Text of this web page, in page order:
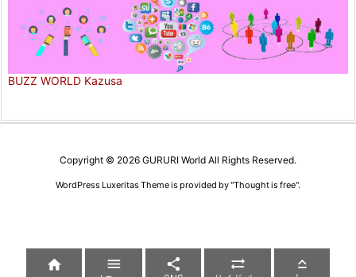
BUZZ WORLD Kazusa
Copyright © 2026 GURURI World All Rights Reserved.
WordPress Luxeritas Theme is provided by "Thought is free".
    